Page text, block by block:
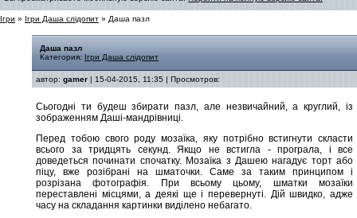
Ігри » Ігри Даша слідопит » Даша пазл
Даша пазл
Категория: Ігри Даша слідопит
автор: gamer | 15-04-2015, 11:35 | Просмотров:
Сьогодні ти будеш збирати пазл, але незвичайний, а круглий, із
зображенням Даші-мандрівниці.
Перед тобою свого роду мозаїка, яку потрібно встигнути скласти
всього за тридцять секунд. Якщо не встигла - програла, і все
доведеться починати спочатку. Мозаїка з Дашею нагадує торт або
піцу, вже розібрані на шматочки. Саме за таким принципом і
розрізана фотографія. При всьому цьому, шматки мозаїки
переставлені місцями, а деякі ще і перевернуті. Дій швидко, адже
часу на складання картинки виділено небагато.